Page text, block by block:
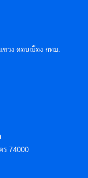
วง ดอนเมือง กทม.
ร 74000